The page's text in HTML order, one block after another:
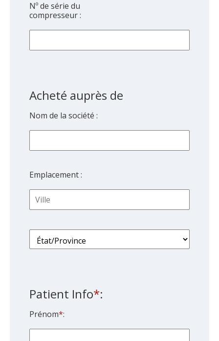
Nº de série du
compresseur :
Acheté auprès de
Nom de la société :
Emplacement :
Patient Info*:
Prénom*: